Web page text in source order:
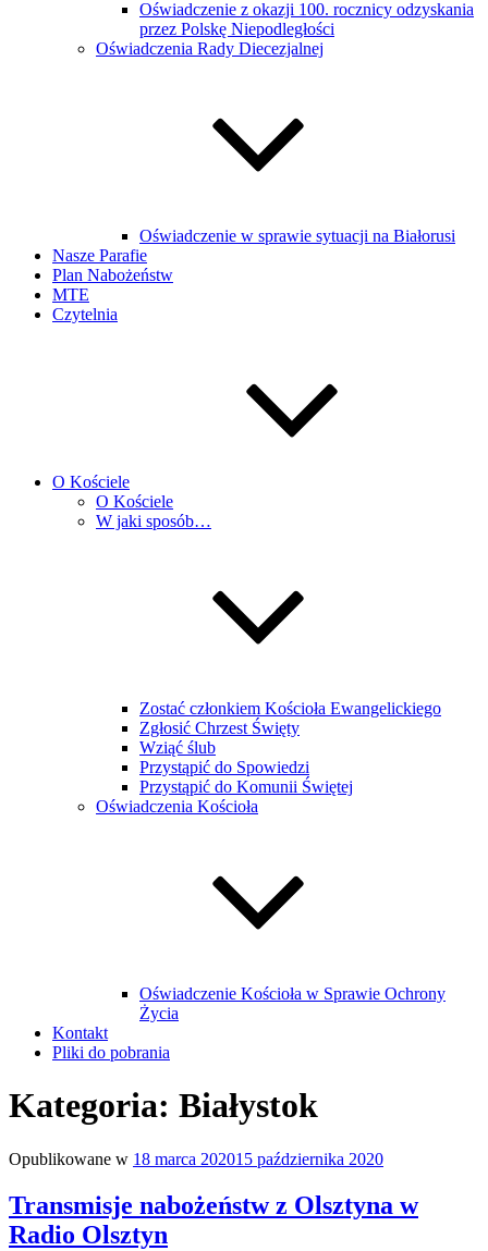
Oświadczenie z okazji 100. rocznicy odzyskania
przez Polskę Niepodległości
Oświadczenia Rady Diecezjalnej
Oświadczenie w sprawie sytuacji na Białorusi
Nasze Parafie
Plan Nabożeństw
MTE
Czytelnia
O Kościele
O Kościele
W jaki sposób…
Zostać członkiem Kościoła Ewangelickiego
Zgłosić Chrzest Święty
Wziąć ślub
Przystąpić do Spowiedzi
Przystąpić do Komunii Świętej
Oświadczenia Kościoła
Oświadczenie Kościoła w Sprawie Ochrony
Życia
Kontakt
Pliki do pobrania
Kategoria: Białystok
Opublikowane w 18 marca 202015 października 2020
Transmisje nabożeństw z Olsztyna w
Radio Olsztyn